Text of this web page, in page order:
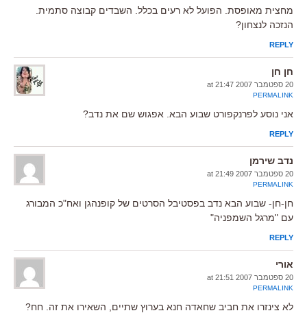
מחצית מאופסת. הפועל לא רעים בכלל. השבדים קבוצה סתמית.
הנזכה לנצחון?
REPLY
חן חן
20 ספטמבר 2007 at 21:47
PERMALINK
אני נוסע לפרנקפורט שבוע הבא. אפגוש שם את נדב?
REPLY
נדב שירמן
20 ספטמבר 2007 at 21:49
PERMALINK
חן-חן- שבוע הבא נדב בפסטיבל הסרטים של קופנהגן ואח"כ המבורג
עם "מרגל השמפניה"
REPLY
אורי
20 ספטמבר 2007 at 21:51
PERMALINK
לא צינזרו את חביב שחאדה חנא בערוץ שתיים, השאירו את זה. חח?